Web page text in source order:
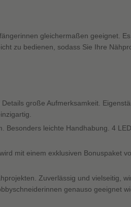
gleichermaßen geeignet.
zu bedienen, sodass Sie Ihre
große Aufmerksamkeit.
Besonders leichte Handhabung. 4
mit einem exklusiven Bonuspaket
Zuverlässig und vielseitig,
genauso geeignet